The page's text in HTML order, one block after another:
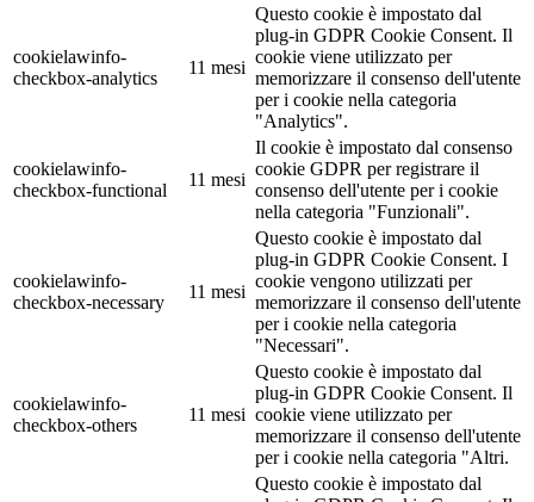
cookielawinfo-
checkbox-analytics
11 mesi
Questo cookie è impostato dal
plug-in GDPR Cookie Consent. Il
cookie viene utilizzato per
memorizzare il consenso dell'utente
per i cookie nella categoria
"Analytics".
cookielawinfo-
checkbox-functional
11 mesi
Il cookie è impostato dal consenso
cookie GDPR per registrare il
consenso dell'utente per i cookie
nella categoria "Funzionali".
cookielawinfo-
checkbox-necessary
11 mesi
Questo cookie è impostato dal
plug-in GDPR Cookie Consent. I
cookie vengono utilizzati per
memorizzare il consenso dell'utente
per i cookie nella categoria
"Necessari".
cookielawinfo-
checkbox-others
11 mesi
Questo cookie è impostato dal
plug-in GDPR Cookie Consent. Il
cookie viene utilizzato per
memorizzare il consenso dell'utente
per i cookie nella categoria "Altri.
Questo cookie è impostato dal